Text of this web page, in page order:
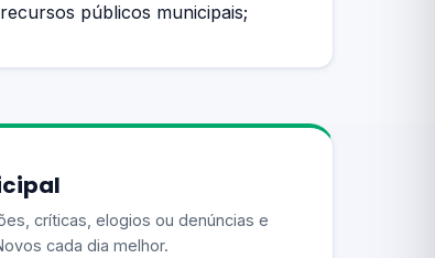
públicos municipais;
críticas, elogios ou denúncias e
cada dia melhor.